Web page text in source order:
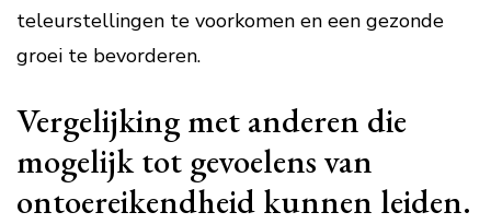
teleurstellingen te voorkomen en een gezonde
groei te bevorderen.
Vergelijking met anderen die
mogelijk tot gevoelens van
ontoereikendheid kunnen leiden.